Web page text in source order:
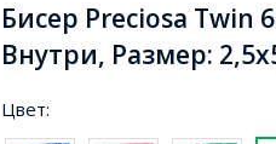
Бисер Preciosa
Внутри, Размер:
Цвет: